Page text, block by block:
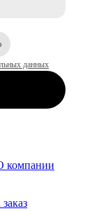
данных
компании